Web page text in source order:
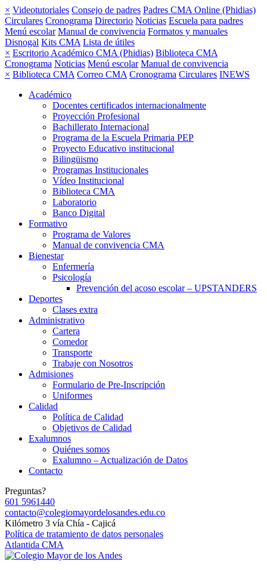
× Videotutoriales Consejo de padres Padres CMA Online (Phidias)
Circulares Cronograma Directorio Noticias Escuela para padres
Menú escolar Manual de convivencia Formatos y manuales
Disnogal Kits CMA Lista de útiles
× Escritorio Académico CMA (Phidias) Biblioteca CMA
Cronograma Noticias Menú escolar Manual de convivencia
× Biblioteca CMA Correo CMA Cronograma Circulares INEWS
Académico
Docentes certificados internacionalmente
Proyección Profesional
Bachillerato Internacional
Programa de la Escuela Primaria PEP
Proyecto Educativo institucional
Bilingüismo
Programas Institucionales
Vídeo Institucional
Biblioteca CMA
Laboratorio
Banco Digital
Formativo
Programa de Valores
Manual de convivencia CMA
Bienestar
Enfermería
Psicología
Prevención del acoso escolar – UPSTANDERS
Deportes
Clases extra
Administrativo
Cartera
Comedor
Transporte
Trabaje con Nosotros
Admisiones
Formulario de Pre-Inscripción
Uniformes
Calidad
Política de Calidad
Objetivos de Calidad
Exalumnos
Quiénes somos
Exalumno – Actualización de Datos
Contacto
Preguntas?
601 5961440
contacto@colegiomayordelosandes.edu.co
Kilómetro 3 vía Chía - Cajicá
Política de tratamiento de datos personales
Atlantida CMA